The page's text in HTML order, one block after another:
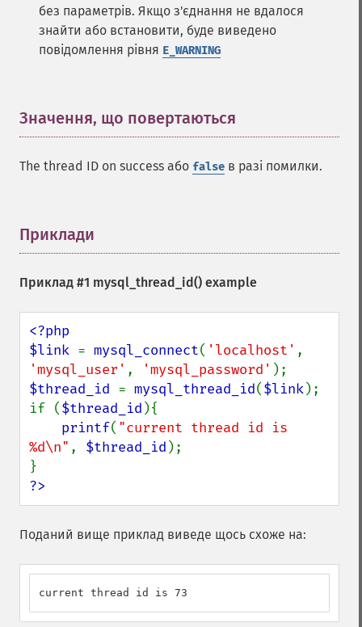
без параметрів. Якщо з'єднання не вдалося
знайти або встановити, буде виведено
повідомлення рівня E_WARNING
Значення, що повертаються
The thread ID on success або false в разі помилки.
Приклади
Приклад #1 mysql_thread_id() example
<?php
$link = mysql_connect( 'localhost'
'mysql_user' , 'mysql_password'
$thread_id = mysql_thread_id($link);
if ($thread_id ){
printf( "current thread id is
%d\n" , $thread_id );
?>
Поданий вище приклад виведе щось схоже на:
current thread id is 73